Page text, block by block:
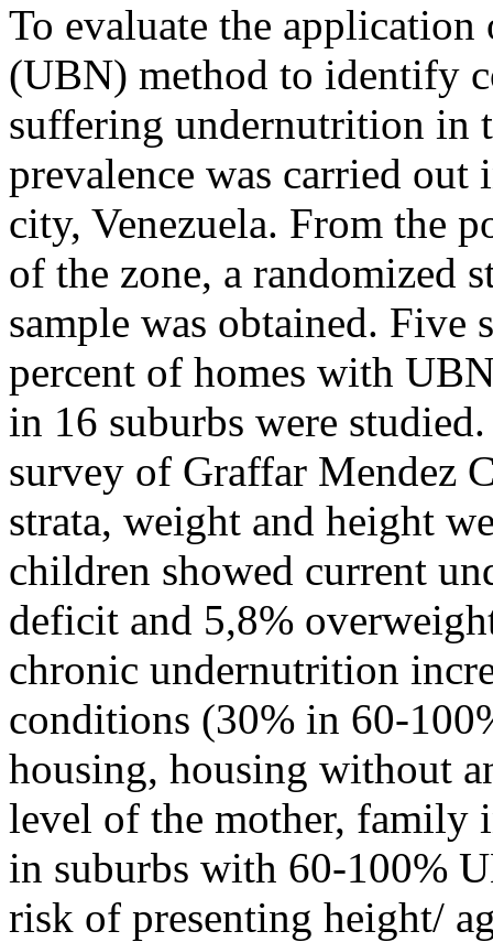
To evaluate the
(UBN) method to identify
suffering undernutrition in
prevalence was carried
city, Venezuela. From the
of the zone, a randomized
sample was obtained. Five
percent of homes with
in 16 suburbs were
survey of Graffar Mendez
strata, weight and height
children showed current
deficit and 5,8%
chronic undernutrition
conditions (30% in 60-
housing, housing without
level of the mother, family
in suburbs with 60-100%
risk of presenting height/